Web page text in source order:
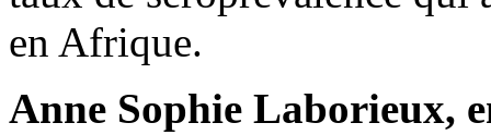
en Afrique.
Anne Sophie Laborieux,